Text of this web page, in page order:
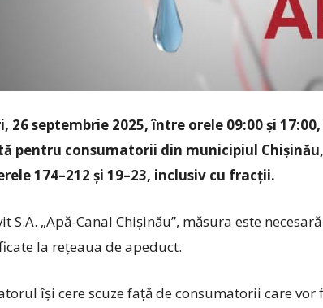
26 septembrie 2025, între orele 09:00 și
pentru consumatorii din municipiul
174–212 și 19–23, inclusiv cu fracții.
S.A. „Apă-Canal Chișinău”, măsura este
la rețeaua de apeduct.
își cere scuze față de consumatorii care